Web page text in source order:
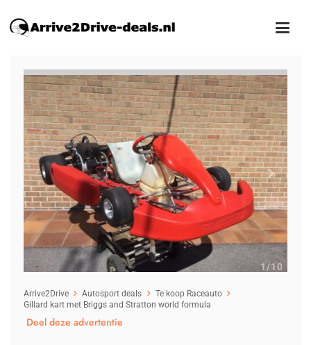
1/10
Arrive2Drive Autosport deals
Te koop Raceauto
Gillard kart met Briggs and Stratton world formula
Deel deze advertentie